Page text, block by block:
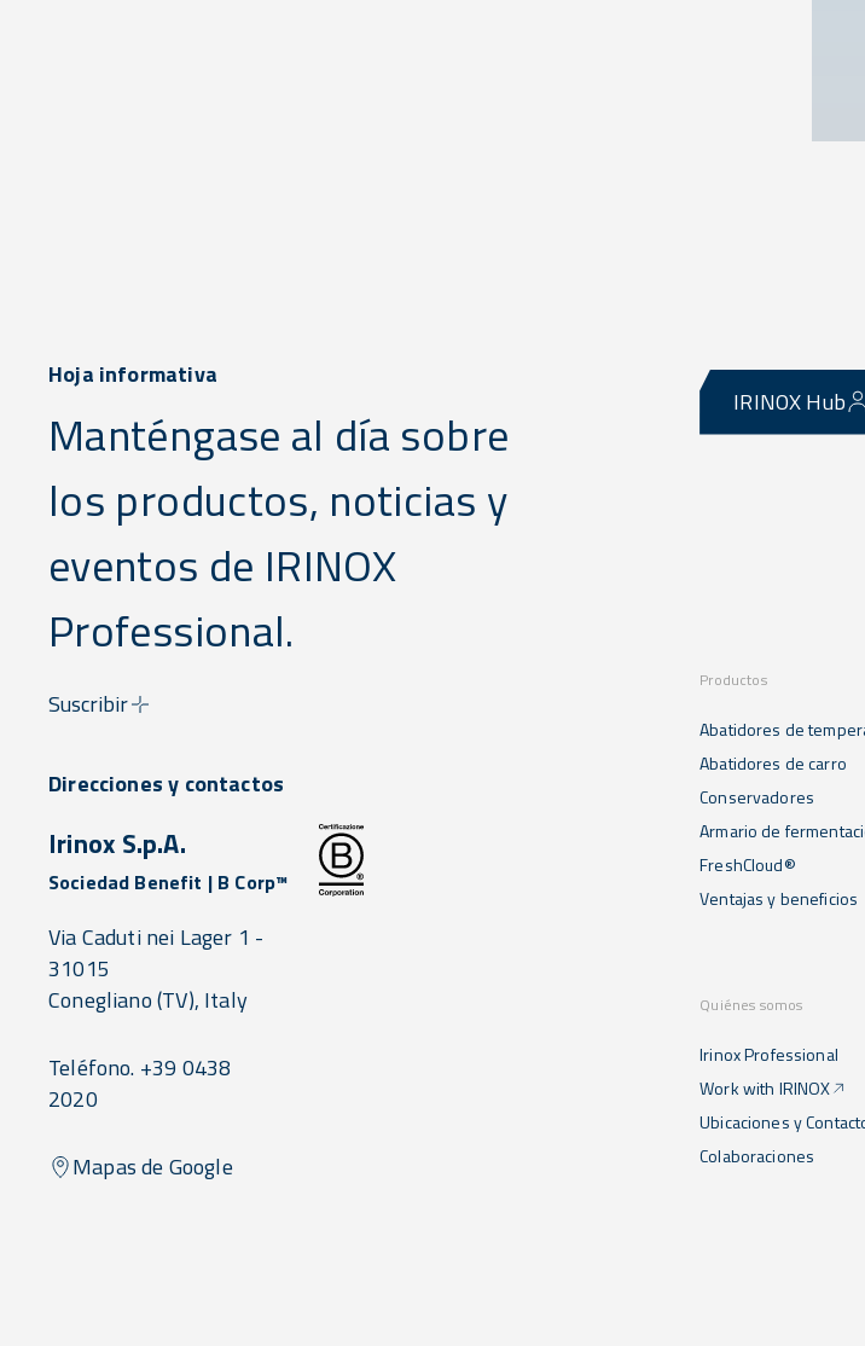
Hoja informativa
Manténgase al día sobre
los productos, noticias y
eventos de IRINOX
Professional.
Suscribir
IRINOX Hub
Productos
Abatidores de
Abatidores de carro
Conservadores
Armario de
FreshCloud®
Ventajas y beneficios
Quiénes somos
Irinox Professional
Work with IRINOX
Ubicaciones y
Colaboraciones
Direcciones y contactos
Irinox S.p.A.
Sociedad Benefit | B Corp™
Via Caduti nei Lager 1 -
31015
Conegliano(TV), Italy
Teléfono. +39 0438
2020
Mapas de Google